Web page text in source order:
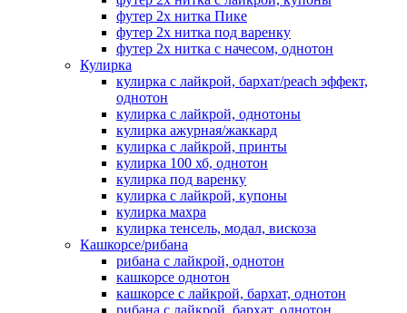
футер 2х нитка Пике
футер 2х нитка под варенку
футер 2х нитка с начесом, однотон
Кулирка
кулирка с лайкрой, бархат/peach эффект,
однотон
кулирка с лайкрой, однотоны
кулирка ажурная/жаккард
кулирка с лайкрой, принты
кулирка 100 хб, однотон
кулирка под варенку
кулирка с лайкрой, купоны
кулирка махра
кулирка тенсель, модал, вискоза
Кашкорсе/рибана
рибана с лайкрой, однотон
кашкорсе однотон
кашкорсе с лайкрой, бархат, однотон